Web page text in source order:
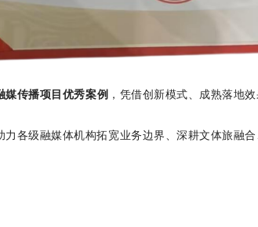
媒传播项目优秀案例 ，凭借创新模式、成熟落地
各级融媒体机构拓宽业务边界、深耕文体旅融合